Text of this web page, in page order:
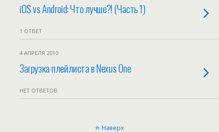
iOS vs Android: Что лучше?! (Часть 1)
1 ОТВЕТ
4 АПРЕЛЯ 2010
Загрузка плейлиста в Nexus One
НЕТ ОТВЕТОВ
Наверх